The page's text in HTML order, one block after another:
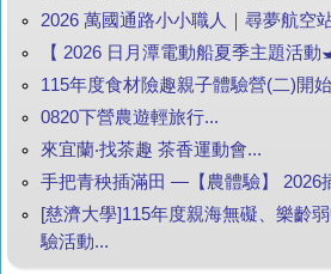
2026 萬國通路小小職人｜尋夢航空
【 2026 日月潭電動船夏季主題活
115年度食材險趣親子體驗營(二)開
0820下營農遊輕旅行...
來宜蘭‧找茶趣 茶香運動會...
手把青秧插滿田 —【農體驗】 2026
[慈濟大學]115年度親海無礙、樂齡
驗活動...